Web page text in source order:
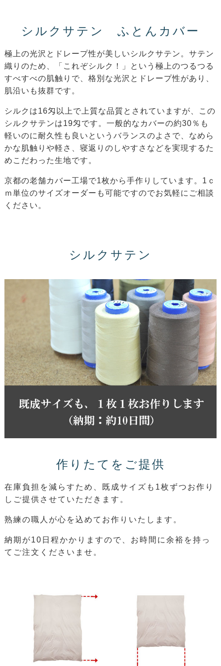
シルクサテン ふとんカバー
極上の光沢とドレープ性が美しいシルクサテン。サテン
織りのため、「これぞシルク！」という極上のつるつる
すべすべの肌触りで、格別な光沢とドレープ性があり、
肌沿いも抜群です。
シルクは16匁以上で上質な品質とされていますが、この
シルクサテンは19匁です。一般的なカバーの約30％も
軽いのに耐久性も良いというバランスのよさで、なめら
かな肌触りや軽さ、寝返りのしやすさなどを実現するた
めこだわった生地です。
京都の老舗カバー工場で1枚から手作りしています。1ｃ
ｍ単位のサイズオーダーも可能ですのでお気軽にご相談
ください。
シルクサテン
作りたてをご提供
在庫負担を減らすため、既成サイズも1枚ずつお作り
しご提供させていただきます。
熟練の職人が心を込めてお作りいたします。
納期が10日程かかりますので、お時間に余裕を持っ
てご注文くださいませ。